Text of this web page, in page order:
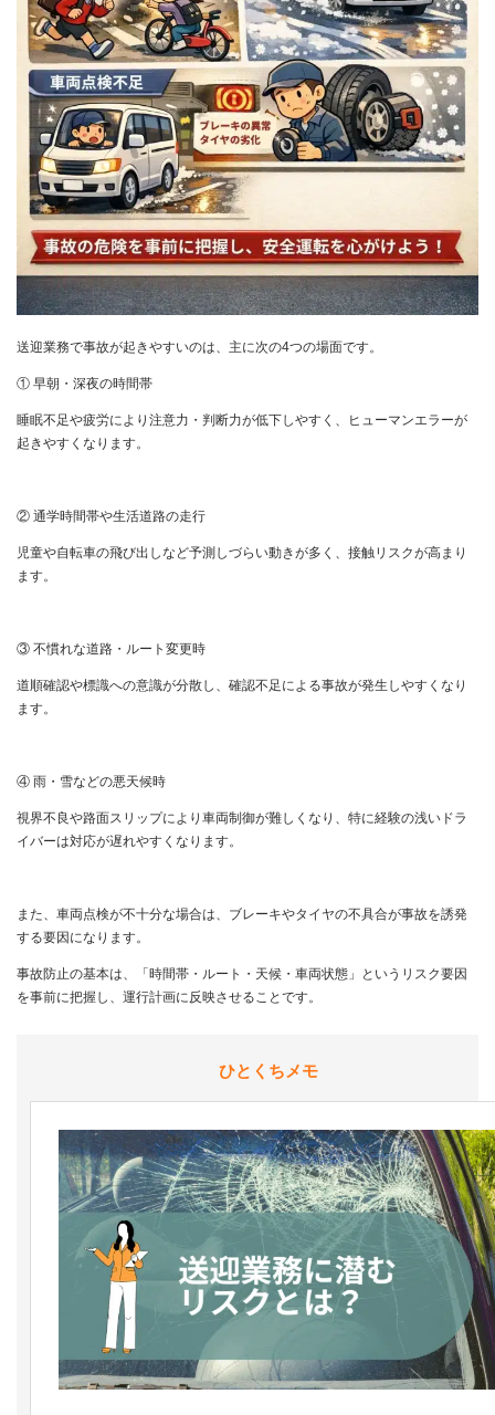
送迎業務で事故が起きやすいのは、主に次の4つの場面です。
① 早朝・深夜の時間帯
睡眠不足や疲労により注意力・判断力が低下しやすく、ヒューマンエラーが
起きやすくなります。
② 通学時間帯や生活道路の走行
児童や自転車の飛び出しなど予測しづらい動きが多く、接触リスクが高まり
ます。
③ 不慣れな道路・ルート変更時
道順確認や標識への意識が分散し、確認不足による事故が発生しやすくなり
ます。
④ 雨・雪などの悪天候時
視界不良や路面スリップにより車両制御が難しくなり、特に経験の浅いドラ
イバーは対応が遅れやすくなります。
また、車両点検が不十分な場合は、ブレーキやタイヤの不具合が事故を誘発
する要因になります。
事故防止の基本は、「時間帯・ルート・天候・車両状態」というリスク要因
を事前に把握し、運行計画に反映させることです。
ひとくちメモ